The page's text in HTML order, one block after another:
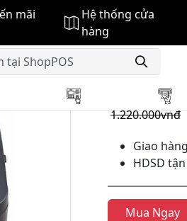
mãi
Hệ thống cửa
hàng
GIÁ BÁN :
1.180.000vnđ
1.220.000vnđ
Giao
HDSD
Mua Ngay